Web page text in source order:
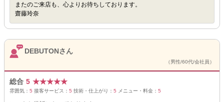
またのご来店も、心よりお待ちしております。
齋藤玲奈
DEBUTONさん
（男性/60代/会社員）
総合 5 ★★★★★
雰囲気： 5 接客サービス： 5 技術・仕上がり： 5 メニュー・料金： 5